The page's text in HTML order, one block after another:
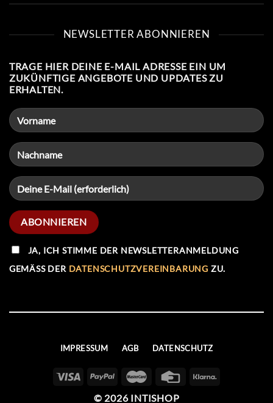
NEWSLETTER ABONNIEREN
TRAGE HIER DEINE E-MAIL ADRESSE EIN UM
ZUKÜNFTIGE ANGEBOTE UND UPDATES ZU
ERHALTEN.
JA, ICH STIMME DER NEWSLETTERANMELDUNG
GEMÄSS DER DATENSCHUTZVEREINBARUNG ZU.
IMPRESSUM AGB DATENSCHUTZ
© 2026 INTISHOP